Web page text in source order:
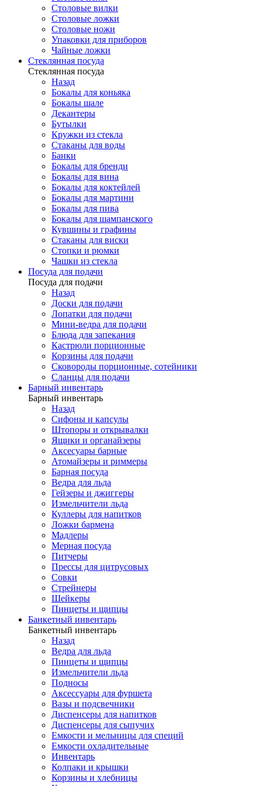
Столовые вилки
Столовые ложки
Столовые ножи
Упаковки для приборов
Чайные ложки
Стеклянная посуда
Стеклянная посуда
Назад
Бокалы для коньяка
Бокалы шале
Декантеры
Бутылки
Кружки из стекла
Стаканы для воды
Банки
Бокалы для бренди
Бокалы для вина
Бокалы для коктейлей
Бокалы для мартини
Бокалы для пива
Бокалы для шампанского
Кувшины и графины
Стаканы для виски
Стопки и рюмки
Чашки из стекла
Посуда для подачи
Посуда для подачи
Назад
Доски для подачи
Лопатки для подачи
Мини-ведра для подачи
Блюда для запекания
Кастрюли порционные
Корзины для подачи
Сковороды порционные, сотейники
Сланцы для подачи
Барный инвентарь
Барный инвентарь
Назад
Сифоны и капсулы
Штопоры и открывалки
Ящики и органайзеры
Аксесуары барные
Атомайзеры и риммеры
Барная посуда
Ведра для льда
Гейзеры и джиггеры
Измельчители льда
Куллеры для напитков
Ложки бармена
Мадлеры
Мерная посуда
Питчеры
Прессы для цитрусовых
Совки
Стрейнеры
Шейкеры
Пинцеты и щипцы
Банкетный инвентарь
Банкетный инвентарь
Назад
Ведра для льда
Пинцеты и щипцы
Измельчители льда
Подносы
Аксессуары для фуршета
Вазы и подсвечники
Диспенсеры для напитков
Диспенсеры для сыпучих
Емкости и мельницы для специй
Емкости охладительные
Инвентарь
Колпаки и крышки
Корзины и хлебницы